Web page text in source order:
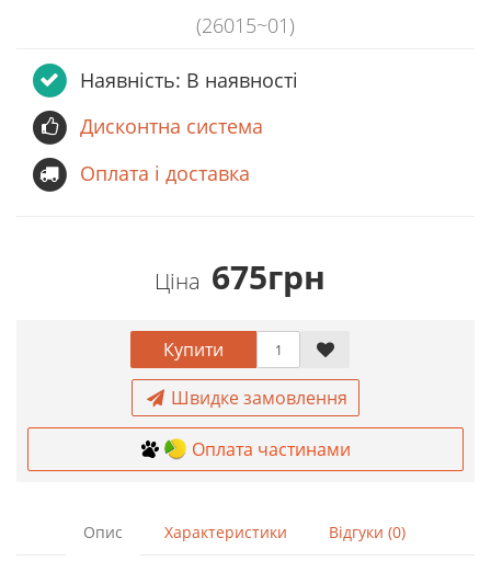
(26015~01)
Наявність: В наявності
Дисконтна система
Оплата і доставка
Ціна 675грн
Купити
Швидке замовлення
Оплата частинами
Опис Характеристики Відгуки (0)